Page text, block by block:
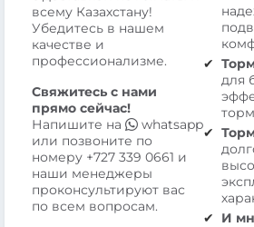
всему Казахстану!
Убедитесь в нашем
качестве и
профессионализме.
Свяжитесь с нами
прямо сейчас!
Напишите на
whatsapp
или позвоните по
номеру +727 339 0661 и
наши менеджеры
проконсультируют вас
по всем вопросам.
для
И